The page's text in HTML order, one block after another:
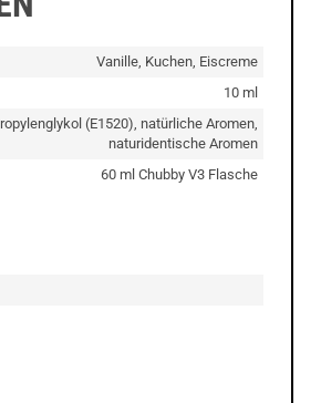
Vanille, Kuchen, Eiscreme
10 ml
(E1520), natürliche Aromen,
naturidentische Aromen
60 ml Chubby V3 Flasche